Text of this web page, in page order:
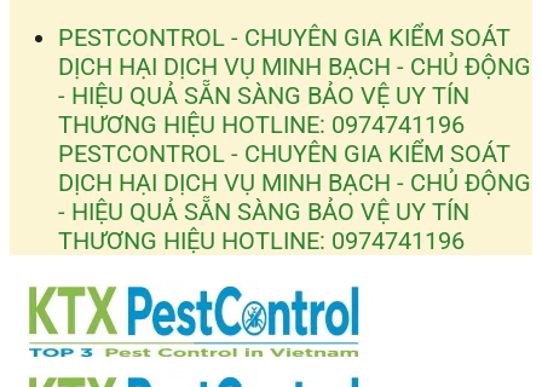
PESTCONTROL - CHUYÊN GIA KIỂM SOÁT
DỊCH HẠI DỊCH VỤ MINH BẠCH - CHỦ ĐỘNG
- HIỆU QUẢ SẴN SÀNG BẢO VỆ UY TÍN
THƯƠNG HIỆU HOTLINE: 0974741196
PESTCONTROL - CHUYÊN GIA KIỂM SOÁT
DỊCH HẠI DỊCH VỤ MINH BẠCH - CHỦ ĐỘNG
- HIỆU QUẢ SẴN SÀNG BẢO VỆ UY TÍN
THƯƠNG HIỆU HOTLINE: 0974741196